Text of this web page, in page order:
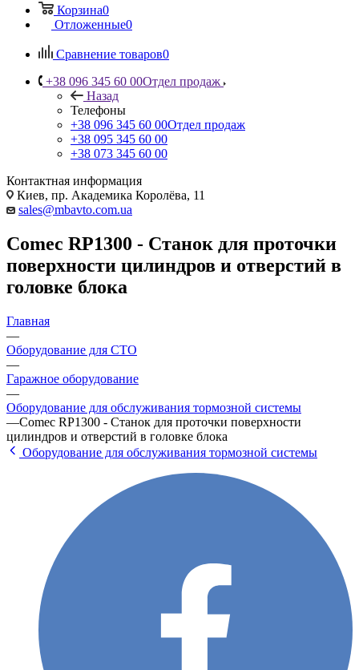
Корзина0
Отложенные0
Сравнение товаров0
+38 096 345 60 00Отдел продаж
Назад
Телефоны
+38 096 345 60 00Отдел продаж
+38 095 345 60 00
+38 073 345 60 00
Контактная информация
Киев, пр. Академика Королёва, 11
sales@mbavto.com.ua
Comec RP1300 - Станок для проточки
поверхности цилиндров и отверстий в
головке блока
Главная
—
Оборудование для СТО
—
Гаражное оборудование
—
Оборудование для обслуживания тормозной системы
—Comec RP1300 - Станок для проточки поверхности
цилиндров и отверстий в головке блока
Оборудование для обслуживания тормозной системы